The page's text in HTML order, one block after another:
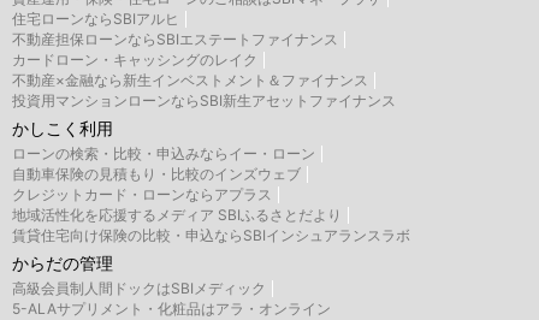
住宅ローンならSBIアルヒ
不動産担保ローンならSBIエステートファイナンス
カードローン・キャッシングのレイク
不動産×金融なら新生インベストメント＆ファイナンス
投資用マンションローンならSBI新生アセットファイナンス
かしこく利用
ローンの検索・比較・申込みならイー・ローン
自動車保険の見積もり・比較のインズウェブ
クレジットカード・ローンならアプラス
地域活性化を応援するメディア SBIふるさとだより
賃貸住宅向け保険の比較・申込ならSBIインシュアランスラボ
からだの管理
高級会員制人間ドックはSBIメディック
5-ALAサプリメント・化粧品はアラ・オンライン